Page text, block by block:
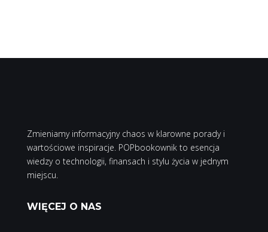
Zmieniamy informacyjny chaos w klarowne porady i
wartościowe inspiracje. POPbookownik to esencja
wiedzy o technologii, finansach i stylu życia w jednym
miejscu.
WIĘCEJ O NAS